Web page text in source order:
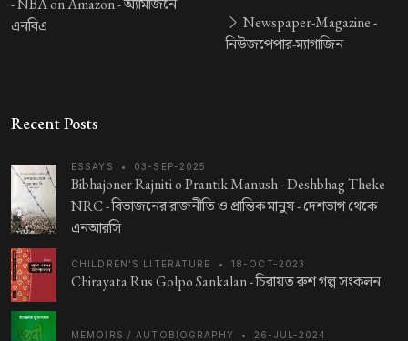
-NBA on Amazon -অ্যামাজনে
এনবিএ
Newspaper-Magazine -
নিউজপেপার-ম্যাগাজিন
Recent Posts
ESSAYS • 03-SEP-2025
Bibhajoner Rajniti o Prantik Manush - Deshbhag Theke
NRC -বিভাজনের রাজনীতি ও প্রান্তিক মানুষ - দেশভাগ থেকে
এনআরসি
CHILDREN'S LITERATURE • 18-OCT-2023
Chirayata Rus Golpo Sankalan -চিরায়ত রুশ গল্প সংকলন
MEMOIRS / AUTOBIOGRAPHY • 26-JUL-2024